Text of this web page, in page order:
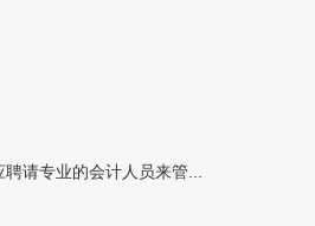
请专业的会计人员来管...